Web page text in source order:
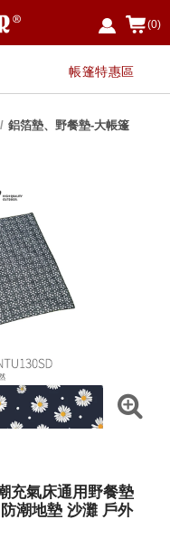
(0)
帳篷特惠區
鋁箔墊、野餐墊-大帳篷
充氣床通用野餐墊
潮地墊 沙灘 戶外